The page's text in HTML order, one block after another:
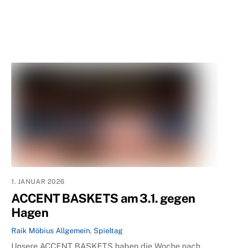
1. JANUAR 2026
ACCENT BASKETS am 3.1. gegen
Hagen
Raik Möbius Allgemein, Spieltag